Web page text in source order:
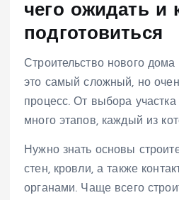
чего ожидать и
подготовиться
Строительство нового дома
это самый сложный, но
процесс. От выбора
много этапов, каждый из
Нужно знать основы
стен, кровли, а также
органами. Чаще всего